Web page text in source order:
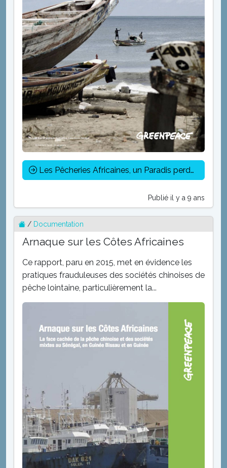
Les Pêcheries Africaines, un Paradis perdu ?
Publié il y a 9 ans
/ Documentation
Arnaque sur les Côtes Africaines
Ce rapport, paru en 2015, met en évidence les
pratiques frauduleuses des sociétés chinoises de
pêche lointaine, particulièrement la...